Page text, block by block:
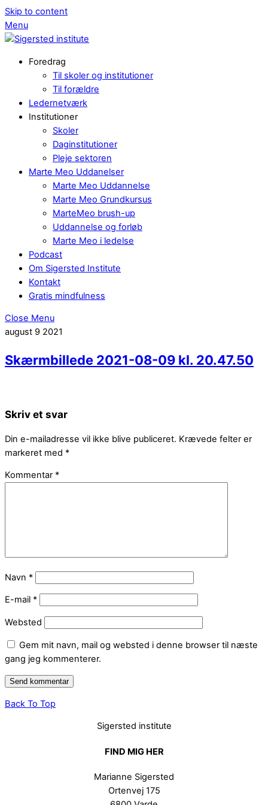
Skip to content
Menu
Foredrag
Til skoler og institutioner
Til forældre
Ledernetværk
Institutioner
Skoler
Daginstitutioner
Pleje sektoren
Marte Meo Uddanelser
Marte Meo Uddannelse
Marte Meo Grundkursus
MarteMeo brush-up
Uddannelse og forløb
Marte Meo i ledelse
Podcast
Om Sigersted Institute
Kontakt
Gratis mindfulness
Close Menu
august 9 2021
Skærmbillede 2021-08-09 kl. 20.47.50
Skriv et svar
Din e-mailadresse vil ikke blive publiceret. Krævede felter er
markeret med *
Kommentar *
Navn *
E-mail *
Websted
Gem mit navn, mail og websted i denne browser til næste
gang jeg kommenterer.
Back To Top
Sigersted institute
FIND MIG HER
Marianne Sigersted
Ortenvej 175